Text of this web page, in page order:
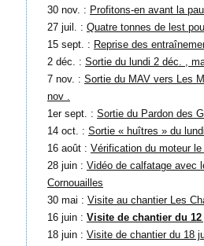
30 nov. : Profitons-en avant la
27 juil. : Quatre tonnes de lest
15 sept. : Reprise des
2 déc. : Sortie du lundi 2 déc. ,
7 nov. : Sortie du MAV vers Les
nov .
1er sept. : Sortie du Pardon des
14 oct. : Sortie « huîtres » du
16 août : Vérification du moteur le
28 juin : Vidéo de calfatage avec
Cornouailles
30 mai : Visite au chantier Les
16 juin : Visite de chantier du
18 juin : Visite de chantier du 18